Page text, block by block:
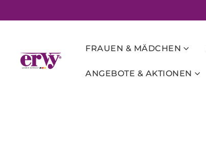
FRAUEN & MÄDCHEN
ANGEBOTE & AKTIONEN